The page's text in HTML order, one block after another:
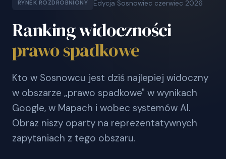
RYNEK ROZDROBNIONY Edycja Sosnowiec czerwiec 2026
Ranking widoczności
prawo spadkowe
Kto w Sosnowcu jest dziś najlepiej widoczny
w obszarze „prawo spadkowe" w wynikach
Google, w Mapach i wobec systemów AI.
Obraz niszy oparty na reprezentatywnych
zapytaniach z tego obszaru.